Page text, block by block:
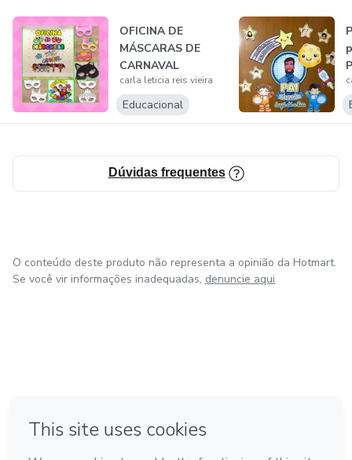
OFICINA DE
MÁSCARAS DE
CARNAVAL
carla leticia reis vieira
Educacional
Dúvidas frequentes
O conteúdo deste produto não representa a opinião da Hotmart.
Se você vir informações inadequadas, denuncie aqui
Feito com ❤ na Cidade do México